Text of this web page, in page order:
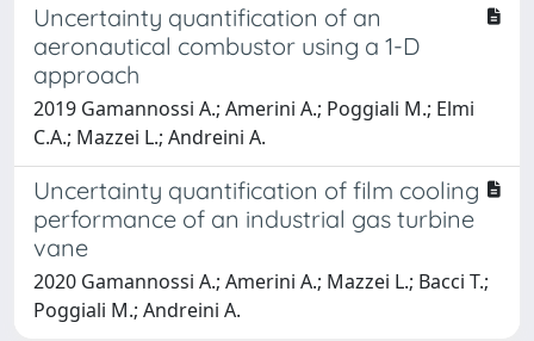
Uncertainty quantification of an
aeronautical combustor using a 1-D
approach
2019 Gamannossi A.; Amerini A.; Poggiali M.; Elmi
C.A.; Mazzei L.; Andreini A.
Uncertainty quantification of film cooling
performance of an industrial gas turbine
vane
2020 Gamannossi A.; Amerini A.; Mazzei L.; Bacci T.;
Poggiali M.; Andreini A.